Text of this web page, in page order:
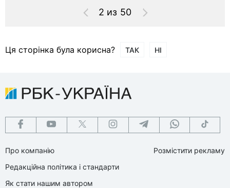
2 из 50
Ця сторінка була корисна? ТАК НІ
Про компанію
Редакційна політика і стандарти
Як стати нашим автором
Розмістити рекламу